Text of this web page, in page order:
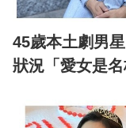
45歲本土劇男
狀況「愛女是名